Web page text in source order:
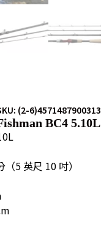
(2-6)4571487900313
BC4 5.10L
5 英尺 10 吋）